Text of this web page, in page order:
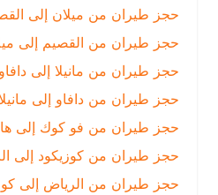
حجز طيران من ميلان إلى القصيم |
حجز طيران من القصيم إلى ميلان |
حجز طيران من مانيلا إلى دافاو
|
حجز طيران من دافاو إلى مانيلا |
حجز طيران من فو كوك إلى هانوي
|
حجز طيران من كوزيكود إلى الرياض
حجز طيران من الرياض إلى كوزيكود